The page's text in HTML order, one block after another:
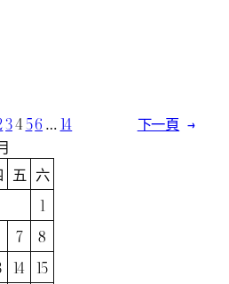
3456 …14 下一頁 →
五 六
1
7
8
14 15